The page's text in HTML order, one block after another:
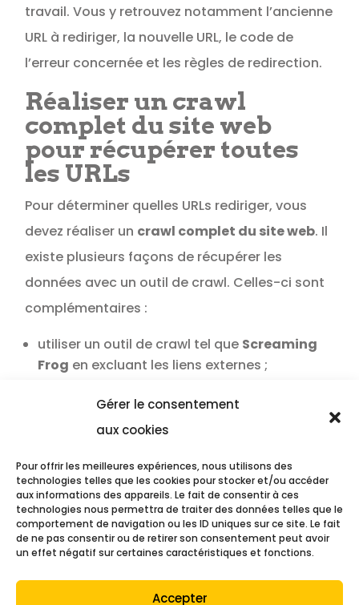
Gérer le consentement
aux cookies
Pour offrir les meilleures expériences, nous utilisons des
technologies telles que les cookies pour stocker et/ou accéder
aux informations des appareils. Le fait de consentir à ces
technologies nous permettra de traiter des données telles que le
comportement de navigation ou les ID uniques sur ce site. Le fait
de ne pas consentir ou de retirer son consentement peut avoir
un effet négatif sur certaines caractéristiques et fonctions.
Accepter
travail. Vous y retrouvez notamment l’ancienne
URL à rediriger, la nouvelle URL, le code de
l’erreur concernée et les règles de redirection.
Réaliser un crawl
complet du site web
pour récupérer toutes
les URLs
Pour déterminer quelles URLs rediriger, vous
devez réaliser un crawl complet du site web. Il
existe plusieurs façons de récupérer les
données avec un outil de crawl. Celles-ci sont
complémentaires :
utiliser un outil de crawl tel que Screaming
Frog en excluant les liens externes ;
trafic et en erreur 404 surGoogle Analytics
et Google Search Console ;
recherche Google.
Rediriger les URLs vers
des pages au contenu
proche sémantiquement
Vous devez absolument rediriger l’ancien lien